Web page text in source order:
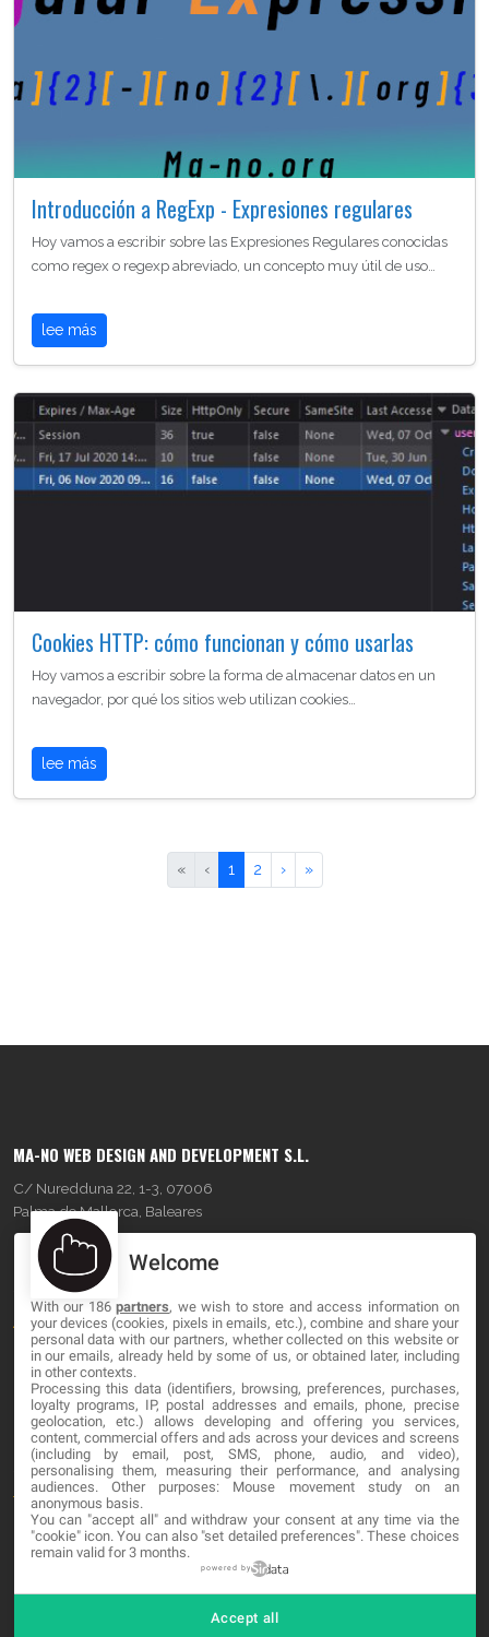
Introducción a RegExp - Expresiones regulares
Hoy vamos a escribir sobre las Expresiones Regulares conocidas
como regex o regexp abreviado, un concepto muy útil de uso…
lee más
Cookies HTTP: cómo funcionan y cómo usarlas
Hoy vamos a escribir sobre la forma de almacenar datos en un
navegador, por qué los sitios web utilizan cookies…
lee más
« ‹ 1 2 › »
MA-NO WEB DESIGN AND DEVELOPMENT S.L.
C/ Nuredduna 22, 1-3, 07006
Palma de Mallorca, Baleares
OUR COMPANY
About
Blog
Contact
LEGAL
Terminos y Condiciones
Política de Privacidad
Welcome
With our 186partners, we wish to store and access information on
your devices (cookies, pixels in emails, etc.), combine and share your
personal data with our partners, whether collected on this website or
in our emails, already held by some of us, or obtained later, including
in other contexts.
Processing this data (identifiers, browsing, preferences, purchases,
loyalty programs, IP, postal addresses and emails, phone, precise
geolocation, etc.) allows developing and offering you services,
content, commercial offers and ads across your devices and screens
(including by email, post, SMS, phone, audio, and video),
personalising them, measuring their performance, and analysing
audiences. Other purposes: Mouse movement study on an
anonymous basis.
You can "accept all" and withdraw your consent at any time via the
"cookie" icon. You can also "set detailed preferences". These choices
remain valid for 3 months.
powered by
Accept all